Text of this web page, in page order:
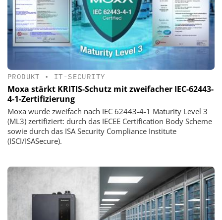
PRODUKT • IT-SECURITY
Moxa stärkt KRITIS-Schutz mit zweifacher IEC-62443-
4-1-Zertifizierung
Moxa wurde zweifach nach IEC 62443-4-1 Maturity Level 3
(ML3) zertifiziert: durch das IECEE Certification Body Scheme
sowie durch das ISA Security Compliance Institute
(ISCI/ISASecure).